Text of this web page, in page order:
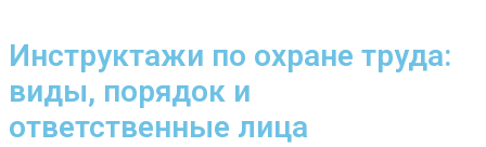
Инструктажи по охране труда:
виды, порядок и
ответственные лица